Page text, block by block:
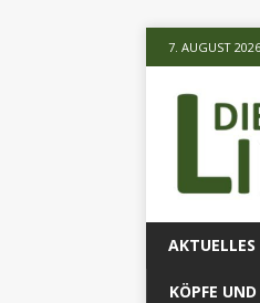
7. AUGUST 2026
AKTUELLES
KÖPFE